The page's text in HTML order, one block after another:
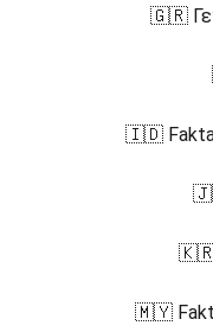
🇬🇷
🇮🇩 Fakta
🇰🇷
🇲🇾